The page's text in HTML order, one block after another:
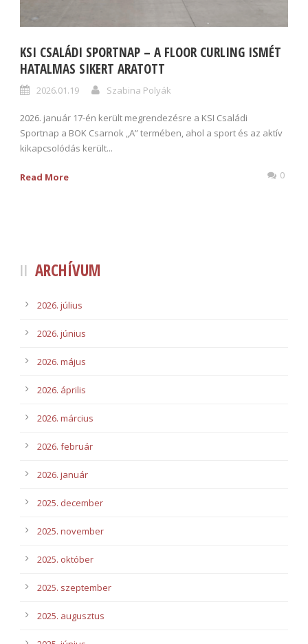
KSI CSALÁDI SPORTNAP – A FLOOR CURLING ISMÉT
HATALMAS SIKERT ARATOTT
2026.01.19 Szabina Polyák
2026. január 17-én került megrendezésre a KSI Családi
Sportnap a BOK Csarnok „A” termében, ahol a sport és az aktív
kikapcsolódás került...
Read More 0
ARCHÍVUM
2026. július
2026. június
2026. május
2026. április
2026. március
2026. február
2026. január
2025. december
2025. november
2025. október
2025. szeptember
2025. augusztus